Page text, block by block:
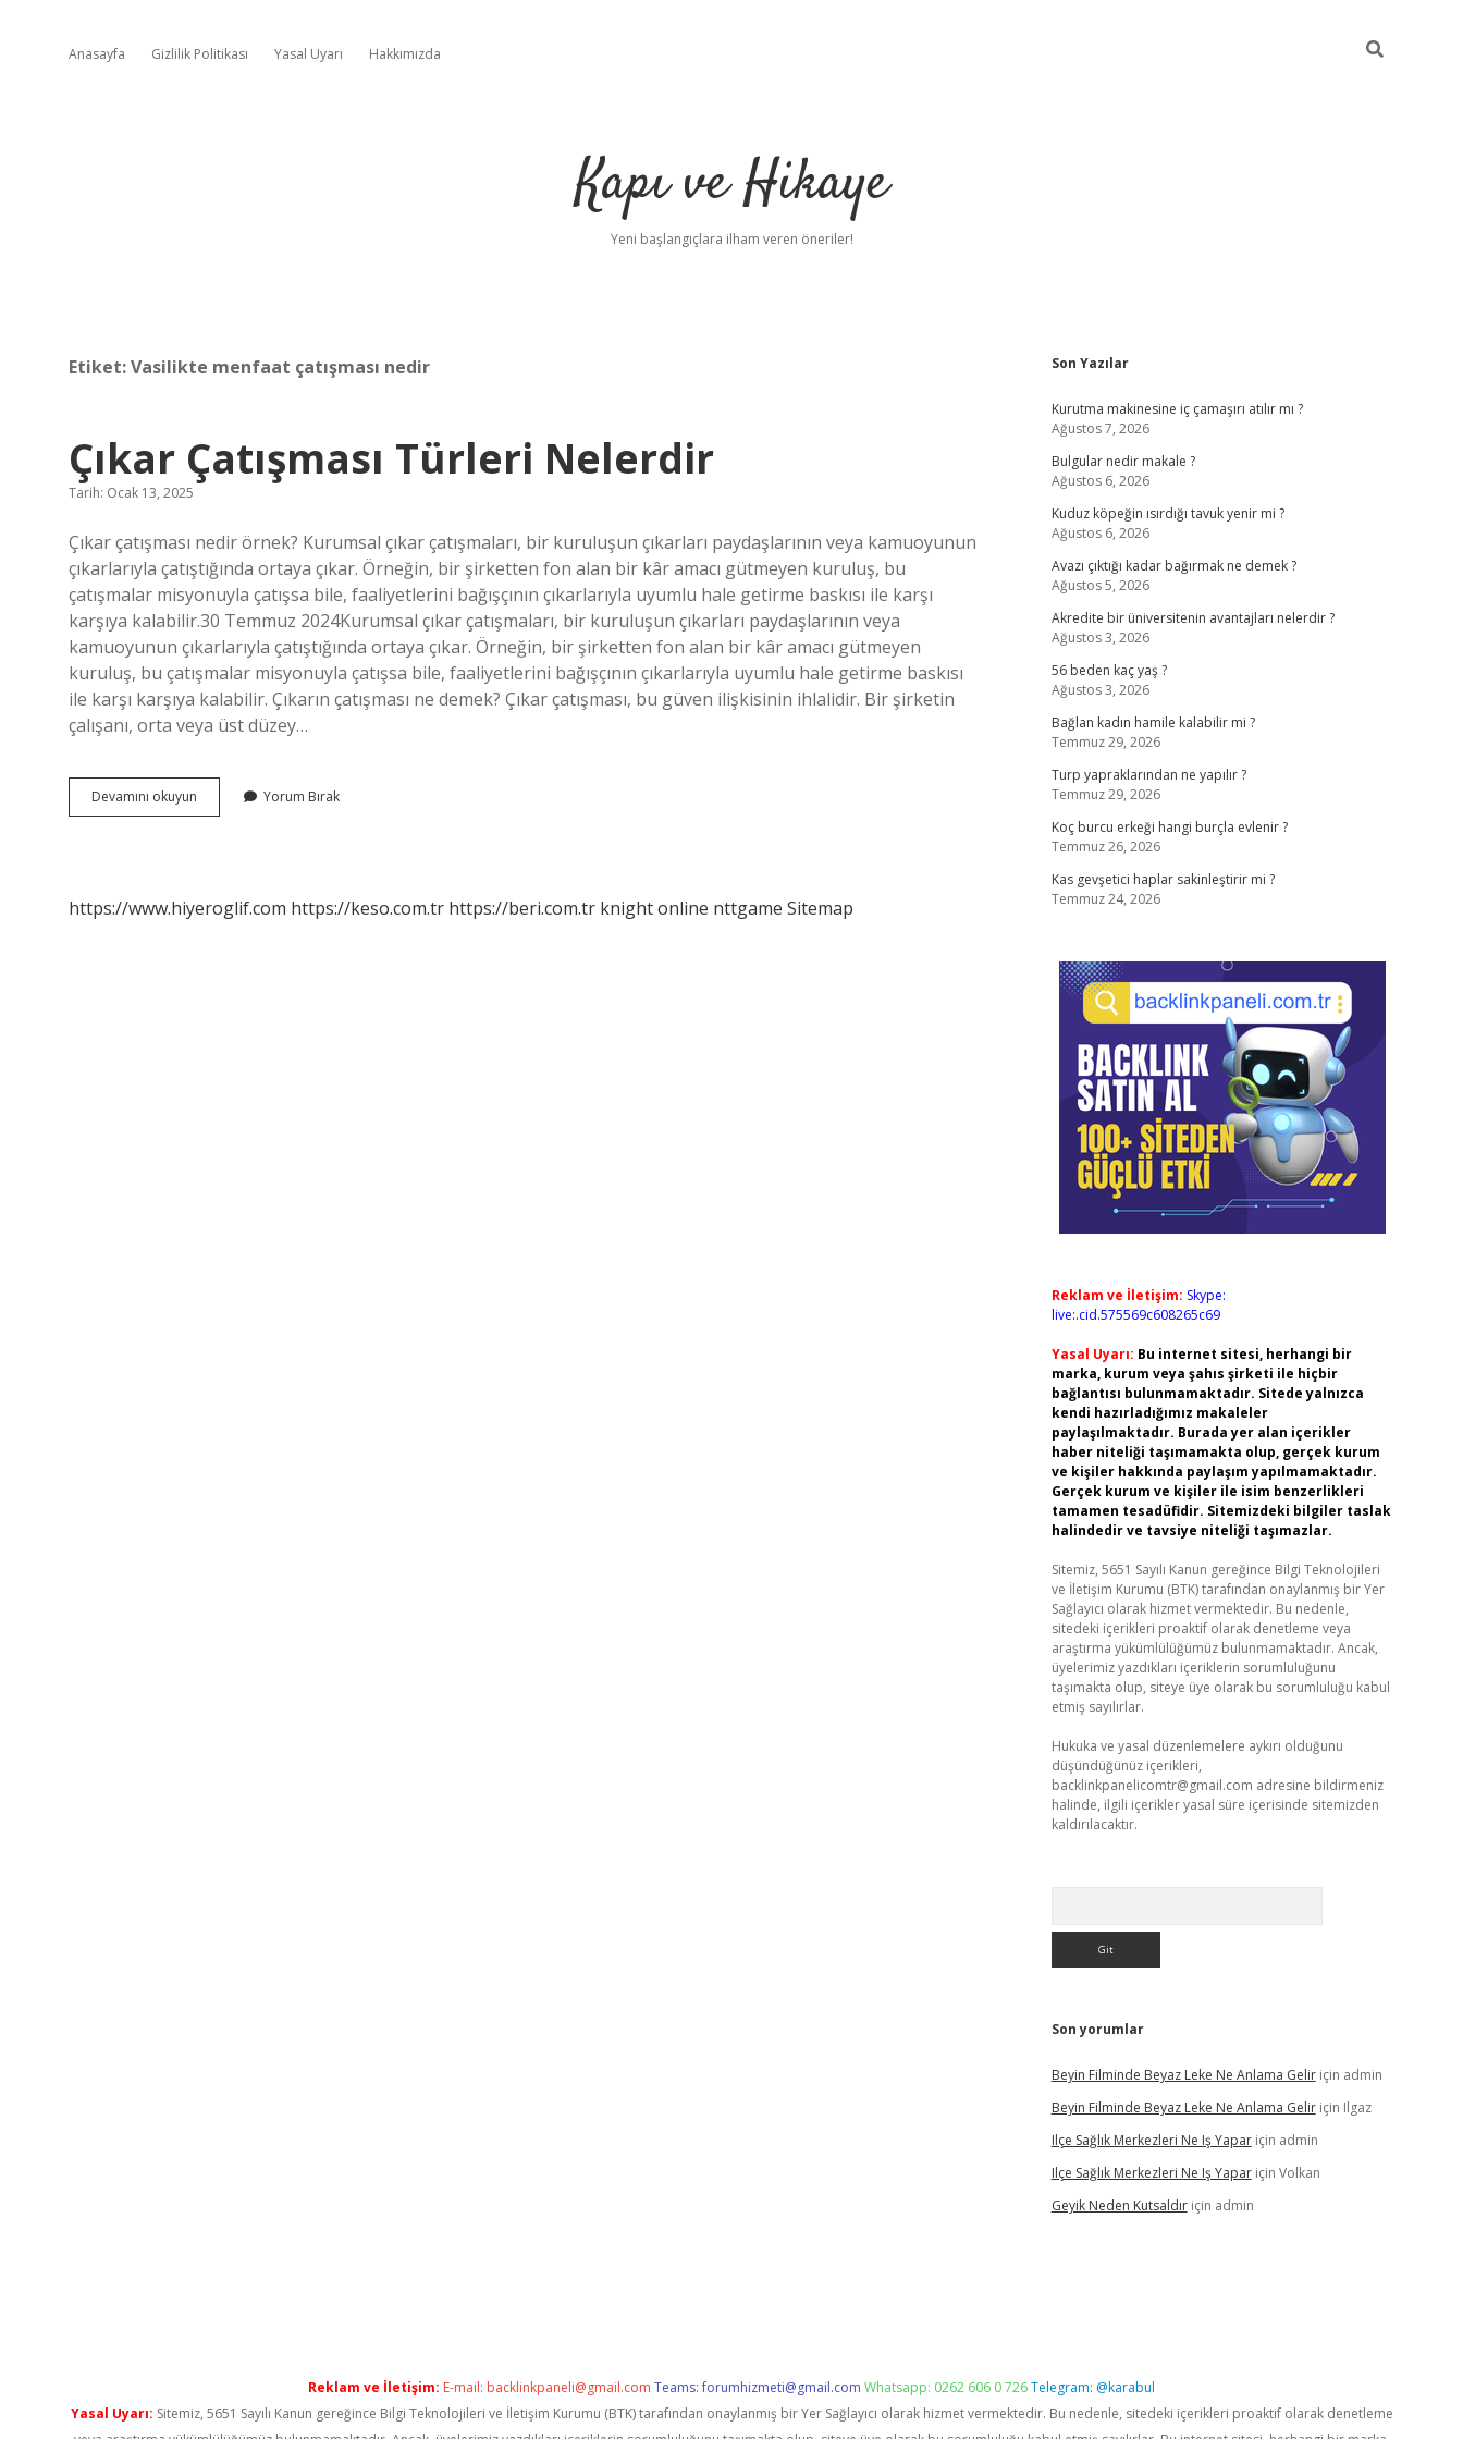
Anasayfa Gizlilik Politikası Yasal Uyarı Hakkımızda
Kapı ve Hikaye
Yeni başlangıçlara ilham veren öneriler!
Etiket:Vasilikte menfaat çatışması nedir
Çıkar Çatışması Türleri Nelerdir
Tarih: Ocak 13, 2025
Çıkar çatışması nedir örnek? Kurumsal çıkar çatışmaları, bir kuruluşun çıkarları paydaşlarının veya kamuoyunun
çıkarlarıyla çatıştığında ortaya çıkar. Örneğin, bir şirketten fon alan bir kâr amacı gütmeyen kuruluş, bu
çatışmalar misyonuyla çatışsa bile, faaliyetlerini bağışçının çıkarlarıyla uyumlu hale getirme baskısı ile karşı
karşıya kalabilir.30 Temmuz 2024Kurumsal çıkar çatışmaları, bir kuruluşun çıkarları paydaşlarının veya
kamuoyunun çıkarlarıyla çatıştığında ortaya çıkar. Örneğin, bir şirketten fon alan bir kâr amacı gütmeyen
kuruluş, bu çatışmalar misyonuyla çatışsa bile, faaliyetlerini bağışçının çıkarlarıyla uyumlu hale getirme baskısı
ile karşı karşıya kalabilir. Çıkarın çatışması ne demek? Çıkar çatışması, bu güven ilişkisinin ihlalidir. Bir şirketin
çalışanı, orta veya üst düzey…
Devamını okuyun
Çatışması
Yorum Bırak
https://www.hiyeroglif.com https://keso.com.tr https://beri.com.tr knight online nttgame Sitemap
Sidebar
Son Yazılar
Kurutma makinesine iç çamaşırı atılır mı ?
Ağustos 7, 2026
Bulgular nedir makale ?
Ağustos 6, 2026
Kuduz köpeğin ısırdığı tavuk yenir mi ?
Ağustos 6, 2026
Avazı çıktığı kadar bağırmak ne demek ?
Ağustos 5, 2026
Akredite bir üniversitenin avantajları nelerdir ?
Ağustos 3, 2026
56 beden kaç yaş ?
Ağustos 3, 2026
Bağlan kadın hamile kalabilir mi ?
Temmuz 29, 2026
Turp yapraklarından ne yapılır ?
Temmuz 29, 2026
Koç burcu erkeği hangi burçla evlenir ?
Temmuz 26, 2026
Kas gevşetici haplar sakinleştirir mi ?
Temmuz 24, 2026
Reklam ve İletişim: Skype:
live:.cid.575569c608265c69
Yasal Uyarı: Bu internet sitesi, herhangi bir
marka, kurum veya şahıs şirketi ile hiçbir
bağlantısı bulunmamaktadır. Sitede yalnızca
kendi hazırladığımız makaleler
paylaşılmaktadır. Burada yer alan içerikler
haber niteliği taşımamakta olup, gerçek kurum
ve kişiler hakkında paylaşım yapılmamaktadır.
Gerçek kurum ve kişiler ile isim benzerlikleri
tamamen tesadüfidir. Sitemizdeki bilgiler taslak
halindedir ve tavsiye niteliği taşımazlar.
Sitemiz, 5651 Sayılı Kanun gereğince Bilgi Teknolojileri
ve İletişim Kurumu (BTK) tarafından onaylanmış bir Yer
Sağlayıcı olarak hizmet vermektedir. Bu nedenle,
sitedeki içerikleri proaktif olarak denetleme veya
araştırma yükümlülüğümüz bulunmamaktadır. Ancak,
üyelerimiz yazdıkları içeriklerin sorumluluğunu
taşımakta olup, siteye üye olarak bu sorumluluğu kabul
etmiş sayılırlar.
Hukuka ve yasal düzenlemelere aykırı olduğunu
düşündüğünüz içerikleri,
backlinkpanelicomtr@gmail.com adresine bildirmeniz
halinde, ilgili içerikler yasal süre içerisinde sitemizden
kaldırılacaktır.
Son yorumlar
Beyin Filminde Beyaz Leke Ne Anlama Geliriçin admin
Beyin Filminde Beyaz Leke Ne Anlama Geliriçin Ilgaz
Ilçe Sağlık Merkezleri Ne Iş Yapariçin admin
Ilçe Sağlık Merkezleri Ne Iş Yapariçin Volkan
Geyik Neden Kutsaldıriçin admin
Reklam ve İletişim: E-mail: backlinkpaneli@gmail.com Teams:forumhizmeti@gmail.com Whatsapp: 0262 606 0 726Telegram: @karabul
Yasal Uyarı: Sitemiz, 5651 Sayılı Kanun gereğince Bilgi Teknolojileri ve İletişim Kurumu (BTK) tarafından onaylanmış bir Yer Sağlayıcı olarak hizmet vermektedir. Bu nedenle, sitedeki içerikleri proaktif olarak denetleme